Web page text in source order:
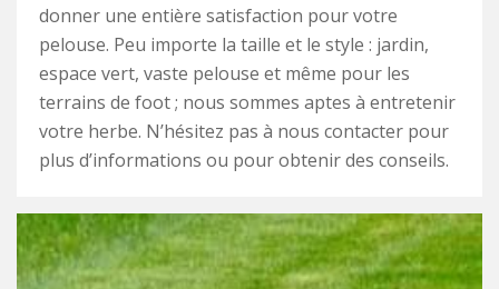
donner une entière satisfaction pour votre
pelouse. Peu importe la taille et le style : jardin,
espace vert, vaste pelouse et même pour les
terrains de foot ; nous sommes aptes à entretenir
votre herbe. N’hésitez pas à nous contacter pour
plus d’informations ou pour obtenir des conseils.